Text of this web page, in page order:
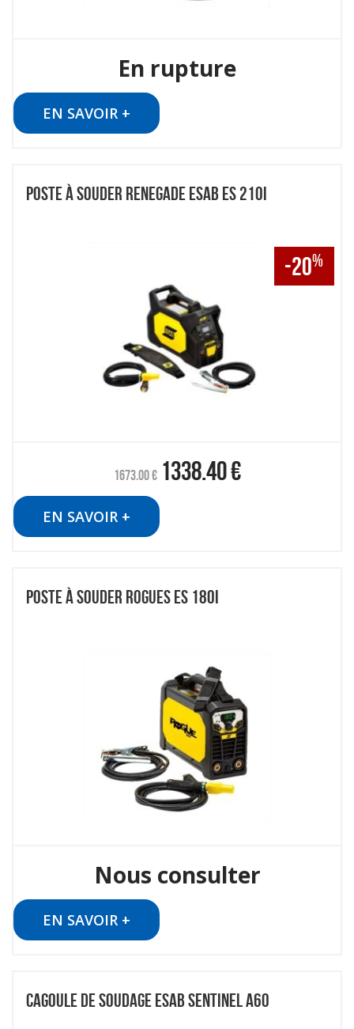
En rupture
EN SAVOIR +
POSTE À SOUDER RENEGADE ESAB ES 210I
-20%
1673.00€ 1338.40€
EN SAVOIR +
POSTE À SOUDER ROGUES ES 180I
Nous consulter
EN SAVOIR +
CAGOULE DE SOUDAGE ESAB SENTINEL A60